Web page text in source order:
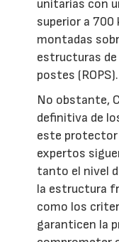
unitarias con
superior a 700
montadas
estructuras
postes (ROPS).
No obstante,
definitiva de
este protector
expertos
tanto el nivel
la estructura
como los
garanticen la